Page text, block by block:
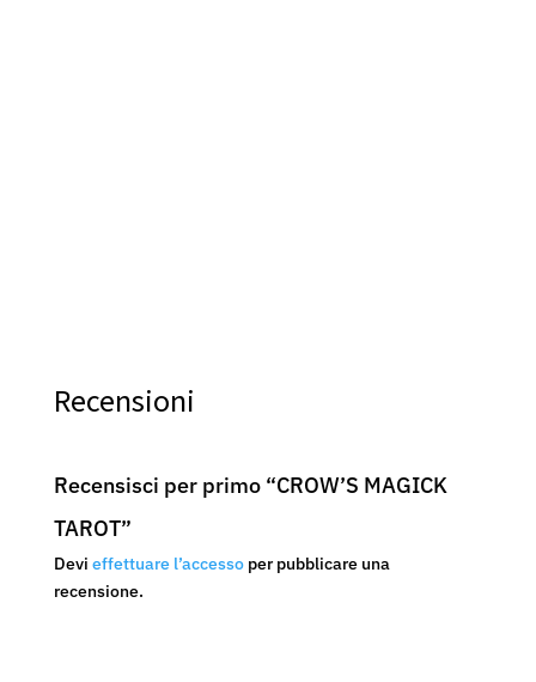
Recensioni
Recensisci per primo “CROW’S MAGICK
TAROT”
Devi effettuare l’accessoper pubblicare una
recensione.